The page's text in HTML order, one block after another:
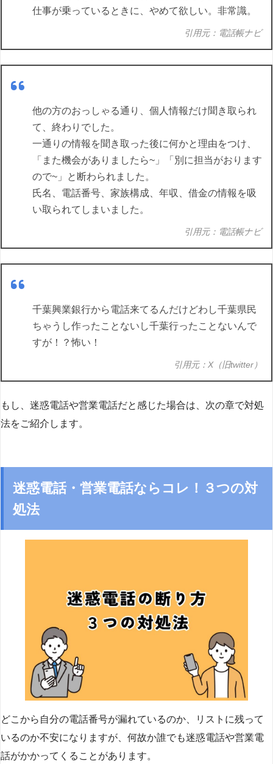
仕事が乗っているときに、やめて欲しい。非常識。
引用元：電話帳ナビ
他の方のおっしゃる通り、個人情報だけ聞き取られ
て、終わりでした。
一通りの情報を聞き取った後に何かと理由をつけ、
「また機会がありましたら~」「別に担当がおります
ので~」と断わられました。
氏名、電話番号、家族構成、年収、借金の情報を吸
い取られてしまいました。
引用元：電話帳ナビ
千葉興業銀行から電話来てるんだけどわし千葉県民
ちゃうし作ったことないし千葉行ったことないんで
すが！？怖い！
引用元：X（旧twitter）
もし、迷惑電話や営業電話だと感じた場合は、次の章で対処
法をご紹介します。
迷惑電話・営業電話ならコレ！３つの対
処法
どこから自分の電話番号が漏れているのか、リストに残って
いるのか不安になりますが、何故か誰でも迷惑電話や営業電
話がかかってくることがあります。